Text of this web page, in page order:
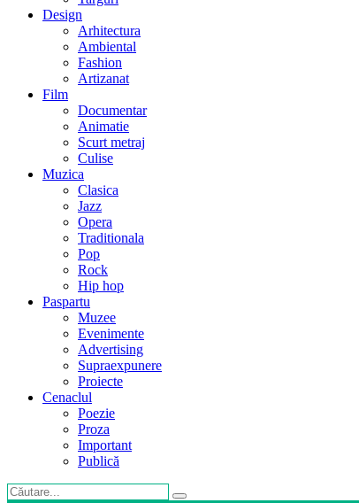
Design
Arhitectura
Ambiental
Fashion
Artizanat
Film
Documentar
Animatie
Scurt metraj
Culise
Muzica
Clasica
Jazz
Opera
Traditionala
Pop
Rock
Hip hop
Paspartu
Muzee
Evenimente
Advertising
Supraexpunere
Proiecte
Cenaclul
Poezie
Proza
Important
Publică